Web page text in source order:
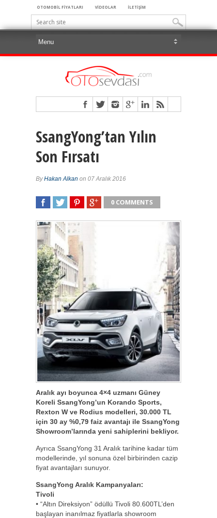
OTOMOBİL FİYATLARI VİDEOLAR İLETİŞİM
SsangYong’tan Yılın
Son Fırsatı
ByHakan Alkan on 07 Aralık 2016
0 COMMENTS
Aralık ayı boyunca 4×4 uzmanı Güney
Koreli SsangYong’un Korando Sports,
Rexton W ve Rodius modelleri, 30.000 TL
için 30 ay %0,79 faiz avantajı ile SsangYong
Showroom’larında yeni sahiplerini bekliyor.
Ayrıca SsangYong 31 Aralık tarihine kadar tüm
modellerinde, yıl sonuna özel birbirinden cazip
fiyat avantajları sunuyor.
SsangYong Aralık Kampanyaları:
Tivoli
• “Altın Direksiyon” ödüllü Tivoli 80.600TL’den
başlayan inanılmaz fiyatlarla showroom